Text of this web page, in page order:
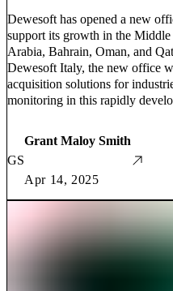
Dewesoft has opened a new
support its growth in the
Arabia, Bahrain, Oman, and
Dewesoft Italy, the new office
acquisition solutions for
monitoring in this rapidly
GS
Grant Maloy Smith
Apr 14, 2025